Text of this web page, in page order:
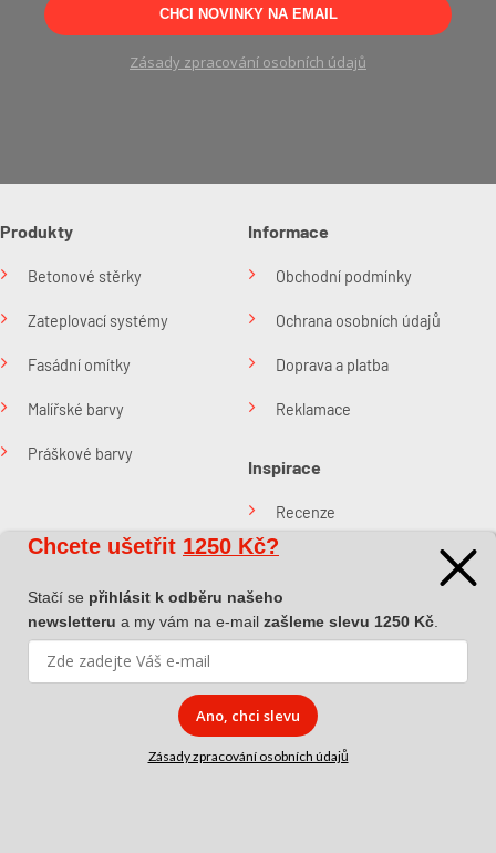
CHCI NOVINKY NA EMAIL
Zásady zpracování osobních údajů
Produkty
Betonové stěrky
Zateplovací systémy
Fasádní omítky
Malířské barvy
Práškové barvy
Informace
Obchodní podmínky
Ochrana osobních údajů
Doprava a platba
Reklamace
Inspirace
Recenze
Blog
Sledujte nás Rychlý kontakt
Info linka:+420 775
595 710
E-mail:
info@kabefarben.cz
Chcete ušetřit 1250 Kč?
Stačí se přihlásit k odběru našeho
newsletteru a my vám na e-mail zašleme slevu 1250 Kč
Ano, chci slevu
Zásady zpracování osobních údajů